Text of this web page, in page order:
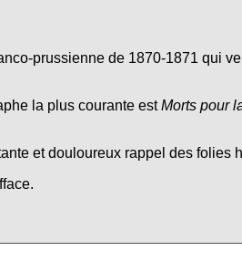
prussienne de 1870-1871 qui
la plus courante estMorts pour
et douloureux rappel des folies